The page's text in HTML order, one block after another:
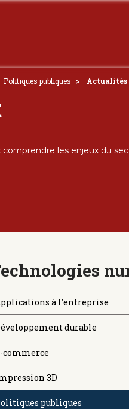
Politiques publiques Actualités
comprendre les enjeux du
à l'entreprise
durable
commerce
3D
publiques